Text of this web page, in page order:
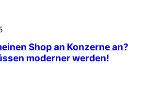
Shop an Konzerne an?
moderner werden!